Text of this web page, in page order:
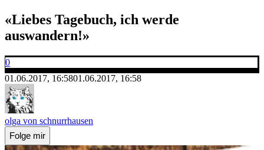
«Liebes Tagebuch, ich werde
auswandern!»
0
01.06.2017, 16:5801.06.2017, 16:58
olga von schnurrhausen
Folge mir